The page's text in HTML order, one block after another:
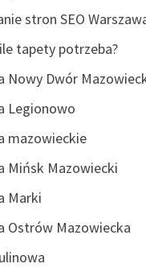
stron SEO
tapety potrzeba?
Nowy Dwór
Legionowo
mazowieckie
Mińsk Mazowiecki
Marki
Ostrów Mazowiecka